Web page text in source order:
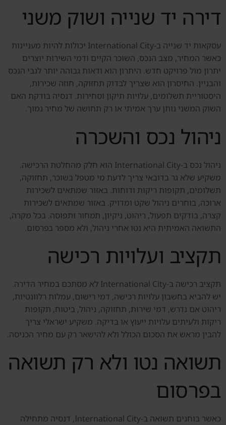
דירה יד שנייה ושוק משני
עסקאות יד שנייה ב-International City יכולות להיות מעניינות
כאשר המחיר, מצב הנכס, השוכר הקיים ודמי השירות יוצרים
יתרון מול פרויקט חדש. היתרון הוא ודאות גבוהה יותר לגבי הנכס
והבניין. החיסרון הוא שצריך לבדוק תחזוקה, חוזה שכירות,
היסטוריית תשלומים, עלויות תיקון וסחירות. דנסיה בודקת האם
השוק המשני נותן ערך אמיתי או רק תחושה של מחיר נמוך.
ניהול נכס והשכרה
ניהול נכס ב-International City הוא חלק מהחלטת הרכישה.
משקיע שלא גר בדובאי צריך לדעת מי מטפל בשוכר, תחזוקה,
תשלומים, תקופות ריקות ודוחות. באזור שמתאים לשכירות
ארוכה, בוחרים ניהול שקט ומדויק. באזור שמתאים לשכירות
קצרה, בודקים תפעול, ריהוט, ניקיון, תמחור ותפוסה. בכל מקרה,
התשואה האמיתית היא נטו אחרי ניהול, ולא מספר בפרסום.
תקציב ועלויות רכישה
תקציב רכישה ב-International City לא מסתכם במחיר הדירה.
יש להביא בחשבון עלויות רכישה, דמי רישום, עמלות רלוונטיות,
ריהוט אם נדרש, דמי שירות, תחזוקה, ניהול, ביטוח, תקופות
ריקות ולעיתים עלויות ייעוץ או בדיקה. משקיע ישראלי צריך
להבין מראש את הסכום הכולל ולא להישאר רק עם מחיר הכניסה.
תשואה נטו ולא רק תשואה
בפרסום
כאשר בוחנים תשואה ב-International City, דנסיה מתחילה